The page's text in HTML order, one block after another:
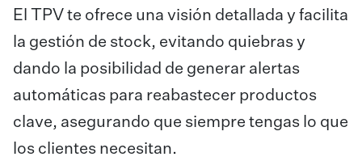
El TPV te ofrece una visión detallada y facilita
la gestión de stock, evitando quiebras y
dando la posibilidad de generar alertas
automáticas para reabastecer productos
clave, asegurando que siempre tengas lo que
los clientes necesitan.